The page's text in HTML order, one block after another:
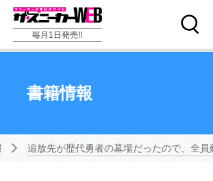
毎月1日発売!!
書籍情報
追放先が歴代勇者の墓場だったので、全